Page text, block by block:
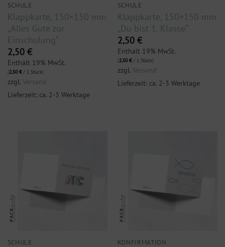
SCHULE
Klappkarte, 150×150 mm
„Alles Gute zur
Einschulung“
2,50 €
Enthält 19% MwSt.
(2,50€/ 1 Stück)
zzgl. Versand
Lieferzeit: ca. 2-3 Werktage
SCHULE
Klappkarte, 150×150 mm
„Du bist 1. Klasse“
2,50 €
Enthält 19% MwSt.
(2,50€/ 1 Stück)
zzgl. Versand
Lieferzeit: ca. 2-3 Werktage
SCHULE KONFIRMATION